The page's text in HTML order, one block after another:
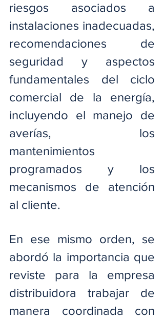
riesgos asociados a
instalaciones inadecuadas,
recomendaciones de
seguridad y aspectos
fundamentales del ciclo
comercial de la energía,
incluyendo el manejo de
averías, los
mantenimientos
programados y los
mecanismos de atención
al cliente.
En ese mismo orden, se
abordó la importancia que
reviste para la empresa
distribuidora trabajar de
manera coordinada con